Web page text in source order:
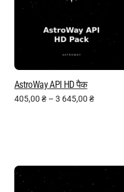
AstroWay API HD पैक
405,00 ₴ – 3 645,00 ₴